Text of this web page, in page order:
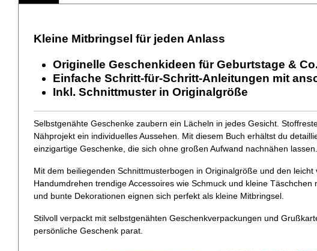
Kleine Mitbringsel für jeden Anlass
Originelle Geschenkideen für Geburtstage & Co.
Einfache Schritt-für-Schritt-Anleitungen mit
Inkl. Schnittmuster in Originalgröße
Selbstgenähte Geschenke zaubern ein Lächeln in jedes Gesicht.
Nähprojekt ein individuelles Aussehen. Mit diesem Buch erhältst du
einzigartige Geschenke, die sich ohne großen Aufwand nachnähen lassen.
Mit dem beiliegenden Schnittmusterbogen in Originalgröße und den
Handumdrehen trendige Accessoires wie Schmuck und kleine
und bunte Dekorationen eignen sich perfekt als kleine Mitbringsel.
Stilvoll verpackt mit selbstgenähten Geschenkverpackungen und
persönliche Geschenk parat.